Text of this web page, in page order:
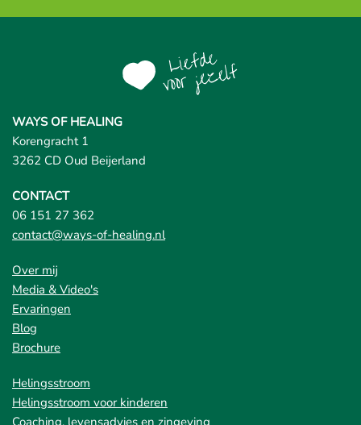
WAYS OF HEALING
Korengracht 1
3262 CD Oud Beijerland
CONTACT
06 151 27 362
contact@ways-of-healing.nl
Over mij
Media & Video's
Ervaringen
Blog
Brochure
Helingsstroom
Helingsstroom voor kinderen
Coaching, levensadvies en zingeving